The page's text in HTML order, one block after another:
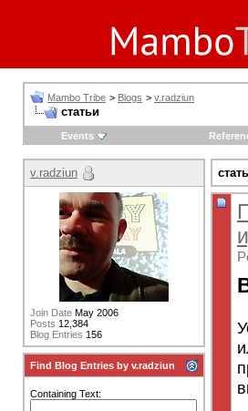
Mambo Tribe > Blogs > v.radziun
статьи
Events
v.radziun
Join Date May 2006
Posts 12,384
Blog Entries 156
Find Blog Entries by v.radziun
Containing Text: